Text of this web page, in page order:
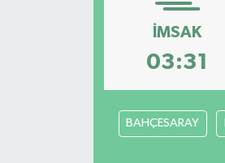
İMSAK
03:31
BAHÇESARAY